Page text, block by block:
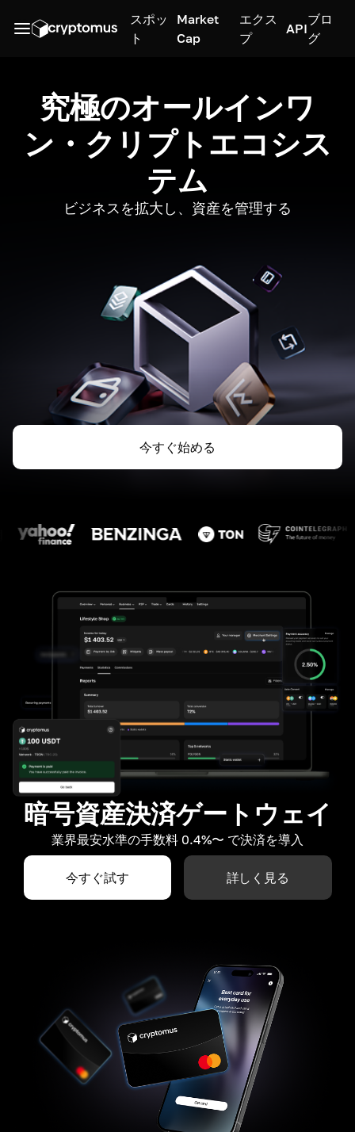
スポッ
ト
Market
Cap
エクス
プ
API
ブロ
グ
究極のオールインワ
ン・クリプトエコシス
テム
ビジネスを拡大し、資産を管理する
今すぐ始める
暗号資産決済ゲートウェイ
業界最安水準の手数料 0.4%〜 で決済を導入
今すぐ試す 詳しく見る